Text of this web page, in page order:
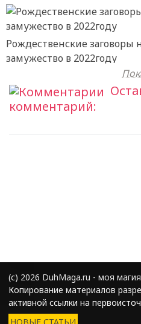
Рождественские заговоры
замужество в 2022году
комментарий:
(с) 2026 DuhMaga.ru - моя магия
Копирование материалов
активной ссылки на
НОВЫЕ СТАТЬИ